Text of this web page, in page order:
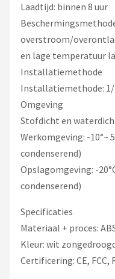
Laadtijd: binnen 8 uur
overstroom/
en lage temperatuur
Installatiemethode
Installatiemethode:
Omgeving
Stofdicht en
Werkomgeving: -10°~
condenserend)
Opslagomgeving: -
condenserend)
Specificaties
Materiaal + proces:
Kleur: wit
Certificering: CE, FCC,